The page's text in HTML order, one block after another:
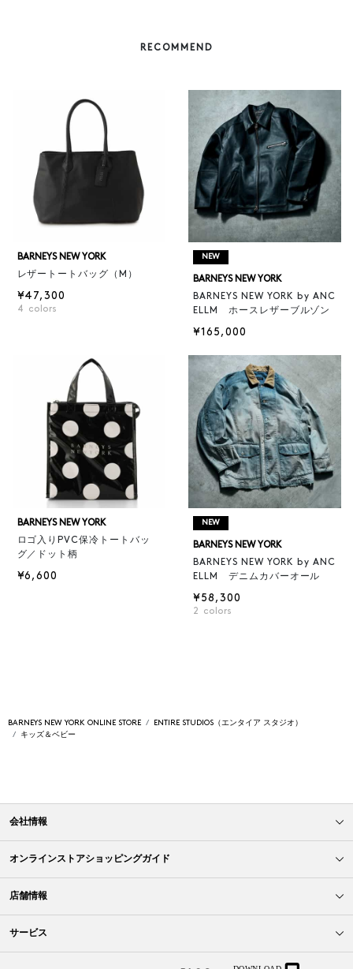
RECOMMEND
BARNEYS NEW YORK
レザートートバッグ（M）
¥47,300
4 colors
NEW
BARNEYS NEW YORK
BARNEYS NEW YORK by ANC
ELLM ホースレザーブルゾン
¥165,000
BARNEYS NEW YORK
ロゴ入りPVC保冷トートバッ
グ／ドット柄
¥6,600
NEW
BARNEYS NEW YORK
BARNEYS NEW YORK by ANC
ELLM デニムカバーオール
¥58,300
2 colors
BARNEYS NEW YORK ONLINE STORE
ENTIRE STUDIOS（エンタイア スタジオ）
キッズ＆ベビー
会社情報
オンラインストアショッピングガイド
店舗情報
サービス